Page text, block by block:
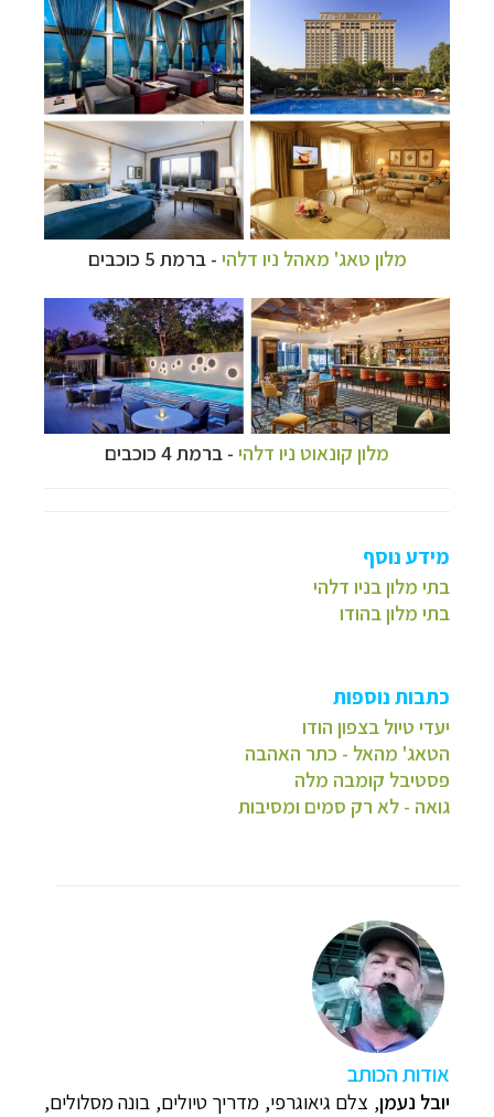
מלון טאג' מאהל ניו דלהי - ברמת 5 כוכבים
מלון קונאוט ניו דלהי - ברמת 4 כוכבים
מידע נוסף
בתי מלון בניו דלהי
בתי מלון בהודו
כתבות נוספות
יעדי טיול בצפון הודו
הטאג' מהאל - כתר האהבה
פסטיבל קומבה מלה
גואה - לא רק סמים ומסיבות
אודות הכותב
יובל נעמן, צלם גיאוגרפי, מדריך טיולים, בונה מסלולים,